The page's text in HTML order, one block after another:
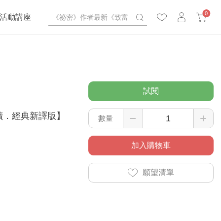
0
活動講座
經典新譯版】
試閱
數量
加入購物車
願望清單